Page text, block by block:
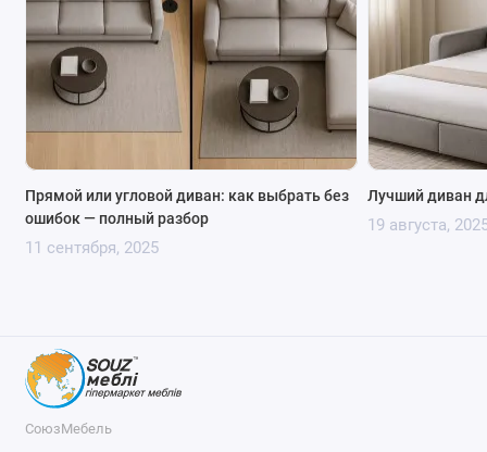
Прямой или угловой диван: как выбрать без
ошибок — полный разбор
11 сентября, 2025
Лучший диван
19 августа,
СоюзМебель